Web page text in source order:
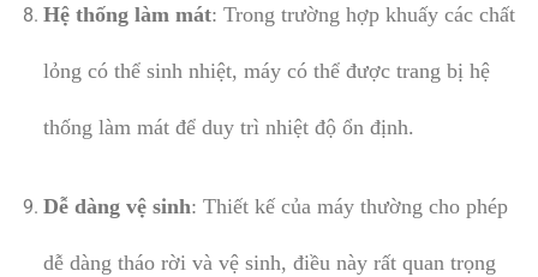
Hệ thống làm mát: Trong trường hợp khuấy các chất
lỏng có thể sinh nhiệt, máy có thể được trang bị hệ
thống làm mát để duy trì nhiệt độ ổn định.
Dễ dàng vệ sinh: Thiết kế của máy thường cho phép
dễ dàng tháo rời và vệ sinh, điều này rất quan trọng